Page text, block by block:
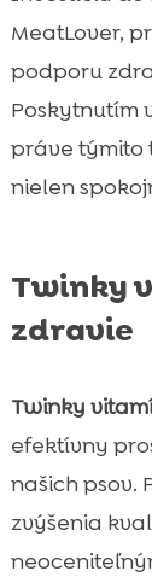
MeatLover,
podporu
Poskytnutím
práve týmito
nielen
Twinky
zdravie
Twinky
efektívny
našich psov.
zvýšenia